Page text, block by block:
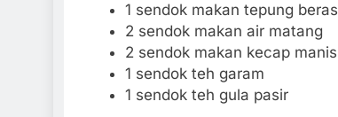
1 sendok makan tepung beras
2 sendok makan air matang
2 sendok makan kecap manis
1 sendok teh garam
1 sendok teh gula pasir